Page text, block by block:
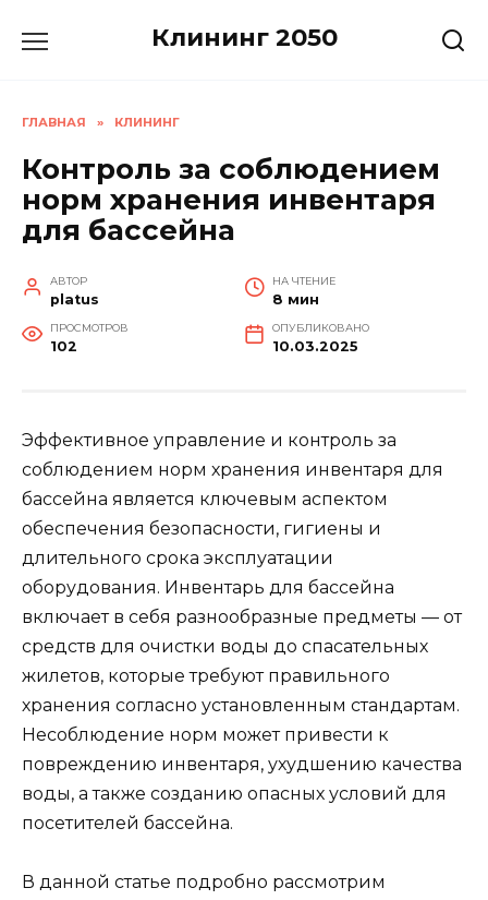
Клининг 2050
ГЛАВНАЯ » КЛИНИНГ
Контроль за соблюдением
норм хранения инвентаря
для бассейна
АВТОР
platus
НА ЧТЕНИЕ
8 мин
ПРОСМОТРОВ
102
ОПУБЛИКОВАНО
10.03.2025
Эффективное управление и контроль за
соблюдением норм хранения инвентаря для
бассейна является ключевым аспектом
обеспечения безопасности, гигиены и
длительного срока эксплуатации
оборудования. Инвентарь для бассейна
включает в себя разнообразные предметы — от
средств для очистки воды до спасательных
жилетов, которые требуют правильного
хранения согласно установленным стандартам.
Несоблюдение норм может привести к
повреждению инвентаря, ухудшению качества
воды, а также созданию опасных условий для
посетителей бассейна.
В данной статье подробно рассмотрим